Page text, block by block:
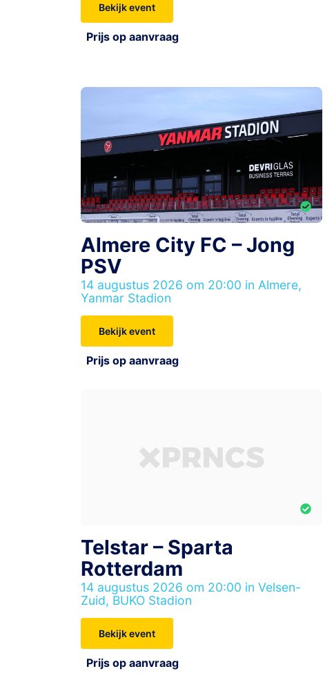
Bekijk event
Prijs op aanvraag
Almere City FC – Jong
PSV
14 augustus 2026 om 20:00 in Almere,
Yanmar Stadion
Bekijk event
Prijs op aanvraag
Telstar – Sparta
Rotterdam
14 augustus 2026 om 20:00 in Velsen-
Zuid, BUKO Stadion
Bekijk event
Prijs op aanvraag